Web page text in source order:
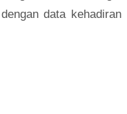
data kehadiran